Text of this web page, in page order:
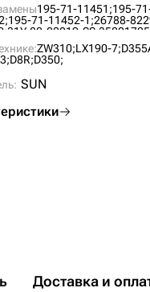
195-71-11451;195-
195-71-11452-1;26788-
31Y-82-00019-SS;
ZW310;LX190-7;
D8R;D350;
SUN
Доставка и